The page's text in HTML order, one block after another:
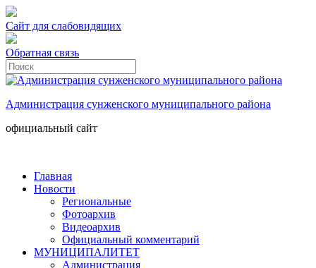
Сайт для слабовидящих
Обратная связь
Администрация сунженского муниципального района
официальный сайт
Главная
Новости
Региональные
Фотоархив
Видеоархив
Официальный комментарий
МУНИЦИПАЛИТЕТ
Администрация